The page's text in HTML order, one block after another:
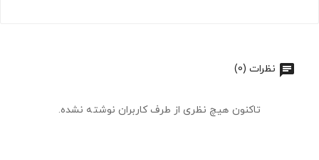
نظرات (0)
تاکنون هیچ نظری از طرف کاربران نوشته نشده.